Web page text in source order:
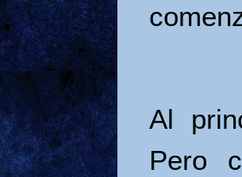
Al
Pero